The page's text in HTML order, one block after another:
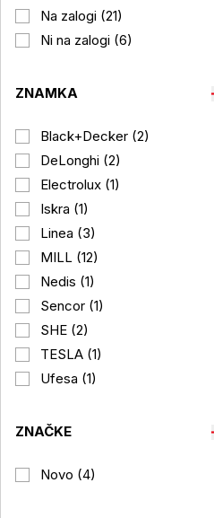
Na zalogi (21)
Ni na zalogi (6)
ZNAMKA
Black+Decker (2)
DeLonghi (2)
Electrolux (1)
Iskra (1)
Linea (3)
MILL (12)
Nedis (1)
Sencor (1)
SHE (2)
TESLA (1)
Ufesa (1)
ZNAČKE
Novo (4)